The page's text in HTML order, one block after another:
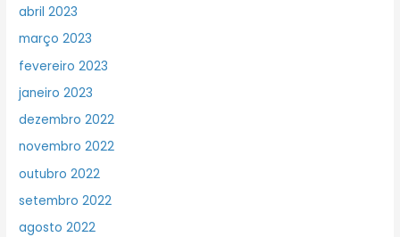
abril 2023
março 2023
fevereiro 2023
janeiro 2023
dezembro 2022
novembro 2022
outubro 2022
setembro 2022
agosto 2022